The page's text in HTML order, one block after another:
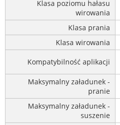
Klasa poziomu hałasu
wirowania
Klasa prania
Klasa wirowania
Kompatybilność aplikacji
Maksymalny załadunek -
pranie
Maksymalny załadunek -
suszenie